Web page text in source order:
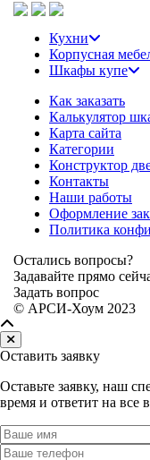
Кухни
Корпусная
Шкафы купе
Как заказать
Калькулятор
Карта сайта
Категории
Конструктор
Контакты
Наши работы
Оформление
Политика
Остались вопросы?
Задавайте прямо
Задать вопрос
© АРСИ-Хоум 2023
Оставить заявку
Оставьте заявку, наш
время и ответит на все